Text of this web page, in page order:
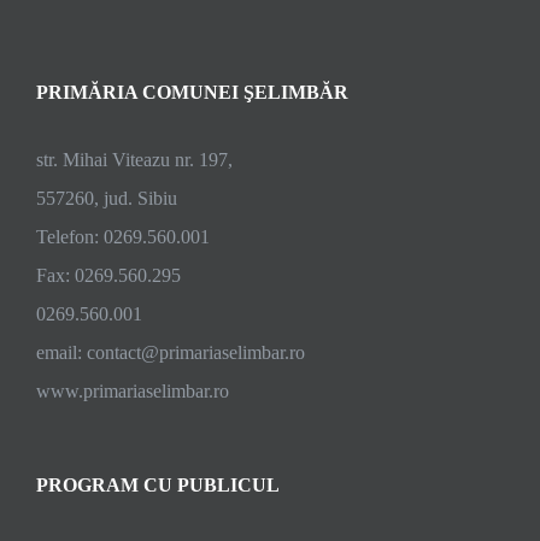
PRIMĂRIA COMUNEI ŞELIMBĂR
str. Mihai Viteazu nr. 197,
557260, jud. Sibiu
Telefon: 0269.560.001
Fax: 0269.560.295
0269.560.001
email: contact@primariaselimbar.ro
www.primariaselimbar.ro
PROGRAM CU PUBLICUL